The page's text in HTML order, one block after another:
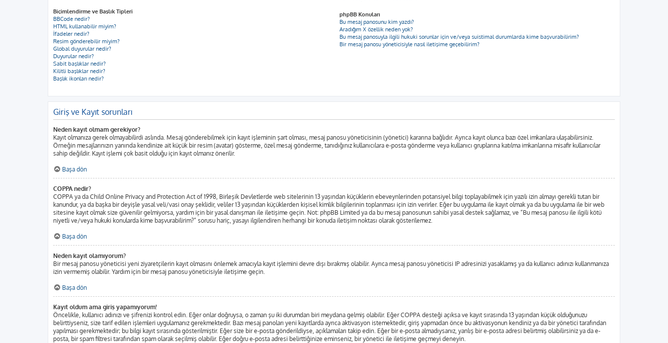
Biçimlendirme ve Başlık Tipleri
BBCode nedir?
HTML kullanabilir miyim?
İfadeler nedir?
Resim gönderebilir miyim?
Global duyurular nedir?
Duyurular nedir?
Sabit başlıklar nedir?
Kilitli başlıklar nedir?
Başlık ikonları nedir?
phpBB Konuları
Bu mesaj panosunu kim yazdı?
Aradığım X özellik neden yok?
Bu mesaj panosuyla ilgili hukuki sorunlar için ve/veya suistimal durumlarda kime başvurabilirim?
Bir mesaj panosu yöneticisiyle nasıl iletişime geçebilirim?
Giriş ve Kayıt sorunları
Neden kayıt olmam gerekiyor?
Kayıt olmanıza gerek olmayabilirdi aslında. Mesaj gönderebilmek için kayıt işleminin şart olması, mesaj panosu yöneticisinin (yönetici) kararına bağlıdır. Ayrıca kayıt olunca bazı özel imkanlara ulaşabilirsiniz.
Örneğin mesajlarınızın yanında kendinize ait küçük bir resim (avatar) gösterme, özel mesaj gönderme, tanıdığınız kullanıcılara e-posta gönderme veya kullanıcı gruplarına katılma imkanlarına misafir kullanıcılar
sahip değildir. Kayıt işlemi çok basit olduğu için kayıt olmanız önerilir.
Başa dön
COPPA nedir?
COPPA ya da Child Online Privacy and Protection Act of 1998, Birleşik Devletlerde web sitelerinin 13 yaşından küçüklerin ebeveynlerinden potansiyel bilgi toplayabilmek için yazılı izin almayı gerekli tutan bir
kanundur, ya da başka bir deyişle yasal veli/vasi onay şeklidir, veliler 13 yaşından küçüklerden kişisel kimlik bilgilerinin toplanması için izin verirler. Eğer bu uygulama ile kayıt olmak ya da bu uygulama ile bir web
sitesine kayıt olmak size güvenilir gelmiyorsa, yardım için bir yasal danışman ile iletişime geçin. Not: phpBB Limited ya da bu mesaj panosunun sahibi yasal destek sağlamaz, ve “Bu mesaj panosu ile ilgili kötü
niyetli ve/veya hukuki konularda kime başvurabilirim?” sorusu hariç, yasayı ilgilendiren herhangi bir konuda iletişim noktası olarak gösterilemez.
Başa dön
Neden kayıt olamıyorum?
Bir mesaj panosu yöneticisi yeni ziyaretçilerin kayıt olmasını önlemek amacıyla kayıt işlemini devre dışı bırakmış olabilir. Ayrıca mesaj panosu yöneticisi IP adresinizi yasaklamış ya da kullanıcı adınızı kullanmanıza
izin vermemiş olabilir. Yardım için bir mesaj panosu yöneticisiyle iletişime geçin.
Başa dön
Kayıt oldum ama giriş yapamıyorum!
Öncelikle, kullanıcı adınızı ve şifrenizi kontrol edin. Eğer onlar doğruysa, o zaman şu iki durumdan biri meydana gelmiş olabilir. Eğer COPPA desteği açıksa ve kayıt sırasında 13 yaşından küçük olduğunuzu
belirttiyseniz, size tarif edilen işlemleri uygulamanız gerekmektedir. Bazı mesaj panoları yeni kayıtlarda ayrıca aktivasyon istemektedir, giriş yapmadan önce bu aktivasyonun kendiniz ya da bir yönetici tarafından
yapılması gerekmektedir; bu bilgi kayıt sırasında gösterilmiştir. Eğer size bir e-posta gönderildiyse, açıklamaları takip edin. Eğer bir e-posta almadıysanız, yanlış bir e-posta adresi belirtmiş olabilirsiniz ya da e-
posta, bir spam filtresi tarafından spam olarak seçilmiş olabilir. Eğer doğru e-posta adresi belirttiğinize eminseniz, bir yönetici ile iletişime geçmeyi deneyin.